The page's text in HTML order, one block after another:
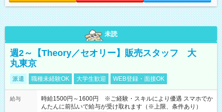
未読
週2～【Theory／セオリー】販売スタッフ 大
丸東京
派遣 職種未経験OK 大学生歓迎 WEB登録・面接OK
給与
時給1500円～1600円 ※ご経験・スキルにより優遇 スマホでか
んたんに前払いで給与が受け取れます（※上限、条件あり）